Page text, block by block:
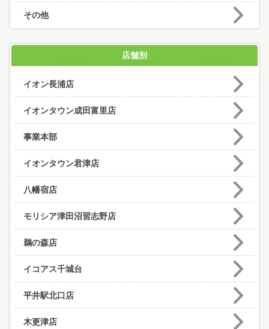
その他
店舗別
イオン長浦店
イオンタウン成田富里店
事業本部
イオンタウン君津店
八幡宿店
モリシア津田沼習志野店
鵜の森店
イコアス千城台
平井駅北口店
木更津店